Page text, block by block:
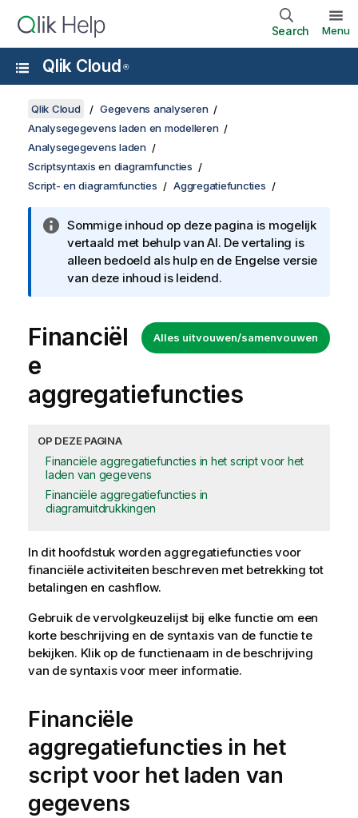
Search Menu
Qlik Cloud ®
Qlik Cloud
Gegevens analyseren
Analysegegevens laden en modelleren
Analysegegevens laden
Scriptsyntaxis en diagramfuncties
Script- en diagramfuncties
Aggregatiefuncties
Sommige inhoud op deze pagina is mogelijk
vertaald met behulp van AI. De vertaling is
alleen bedoeld als hulp en de Engelse versie
van deze inhoud is leidend.
Alles uitvouwen/samenvouwen
Financiël
e
aggregatiefuncties
OP DEZE PAGINA
Financiële aggregatiefuncties in het script voor het
laden van gegevens
Financiële aggregatiefuncties in
diagramuitdrukkingen
In dit hoofdstuk worden aggregatiefuncties voor
financiële activiteiten beschreven met betrekking tot
betalingen en cashflow.
Gebruik de vervolgkeuzelijst bij elke functie om een
korte beschrijving en de syntaxis van de functie te
bekijken. Klik op de functienaam in de beschrijving
van de syntaxis voor meer informatie.
Financiële
aggregatiefuncties in het
script voor het laden van
gegevens